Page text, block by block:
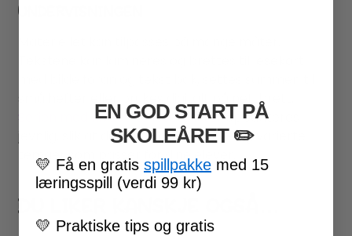
UNDERVISNINGEN
små hefter eller brukes digitalt på nettbrett.
Serien med nivådelte leseteksteroppdateres
jevnlig, slik at du alltid kan finne nye og varierte
temaer som passer for dine elever.
DU LIKER KANSKJE OGSÅ…
EN GOD START PÅ
SKOLEÅRET​ ✏️
💛 Få en gratis spillpakke med 15
læringsspill (verdi 99 kr)
💛 Praktiske tips og gratis